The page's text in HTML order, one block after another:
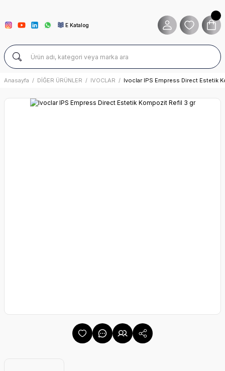
E Katalog
Anasayfa DİĞER ÜRÜNLER IVOCLAR Ivoclar IPS Empress Direct Estetik